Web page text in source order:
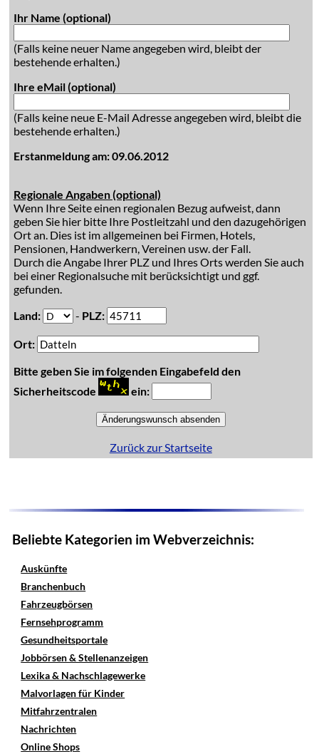
Ihr Name (optional)
(Falls keine neuer Name angegeben wird, bleibt der
bestehende erhalten.)
Ihre eMail (optional)
(Falls keine neue E-Mail Adresse angegeben wird, bleibt die
bestehende erhalten.)
Erstanmeldung am: 09.06.2012
Regionale Angaben (optional)
Wenn Ihre Seite einen regionalen Bezug aufweist, dann
geben Sie hier bitte Ihre Postleitzahl und den dazugehörigen
Ort an. Dies ist im allgemeinen bei Firmen, Hotels,
Pensionen, Handwerkern, Vereinen usw. der Fall.
Durch die Angabe Ihrer PLZ und Ihres Orts werden Sie auch
bei einer Regionalsuche mit berücksichtigt und ggf.
gefunden.
Land:
- PLZ:
Ort:
Bitte geben Sie im folgenden Eingabefeld den
Sicherheitscode
ein:
Zurück zur Startseite
Beliebte Kategorien im Webverzeichnis:
Auskünfte
Branchenbuch
Fahrzeugbörsen
Fernsehprogramm
Gesundheitsportale
Jobbörsen & Stellenanzeigen
Lexika & Nachschlagewerke
Malvorlagen für Kinder
Mitfahrzentralen
Nachrichten
Online Shops